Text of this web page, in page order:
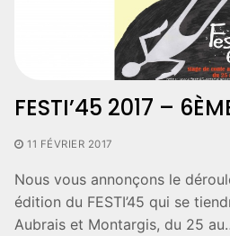
FESTI’45 2017 –
11 FÉVRIER 2017
Nous vous annonçons le
édition du FESTI’45 qui se
Aubrais et Montargis, du 25